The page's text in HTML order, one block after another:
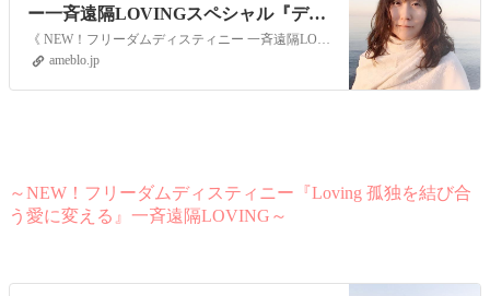
ー一斉遠隔LOVINGスペシャル『デー
タ消去で新しい自己へ』》』
《 NEW！フリーダムディスティニー 一斉遠隔LOVINGスペシャル『データ消去で新しい自己へ』 》 皆さま こんにちは！あやです。今回の一斉ワークをお届け…
ameblo.jp
～NEW！フリーダムディスティニー『Loving 孤独を結び合
う愛に変える』一斉遠隔LOVING～